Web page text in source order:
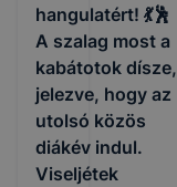
hangulatért! 💃🕺
A szalag most a
kabátotok dísze,
jelezve, hogy az
utolsó közös
diákév indul.
Viseljétek